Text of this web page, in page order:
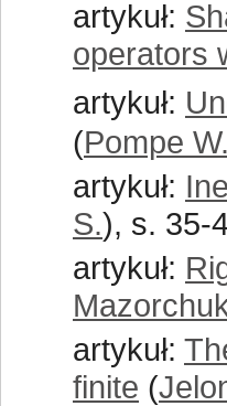
artykuł:
operators
artykuł:
(Pompe W.
artykuł:
S.), s. 35-
artykuł:
artykuł:
finite (